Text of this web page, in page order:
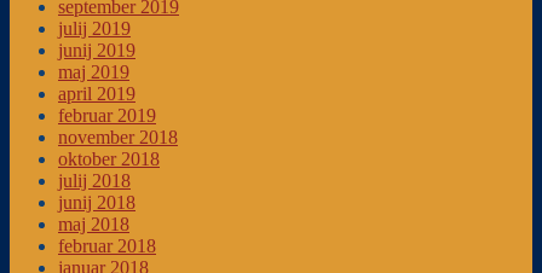
september 2019
julij 2019
junij 2019
maj 2019
april 2019
februar 2019
november 2018
oktober 2018
julij 2018
junij 2018
maj 2018
februar 2018
januar 2018